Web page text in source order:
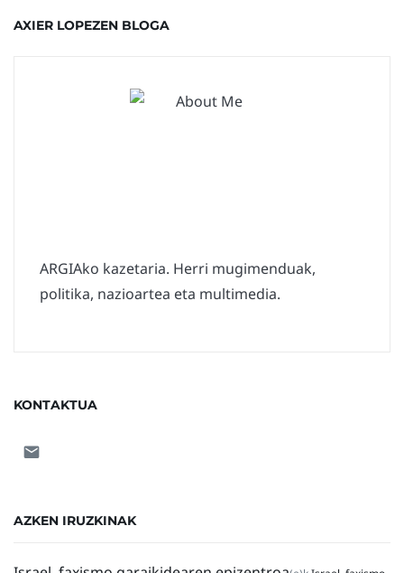
AXIER LOPEZEN BLOGA
ARGIAko kazetaria. Herri mugimenduak,
politika, nazioartea eta multimedia.
KONTAKTUA
AZKEN IRUZKINAK